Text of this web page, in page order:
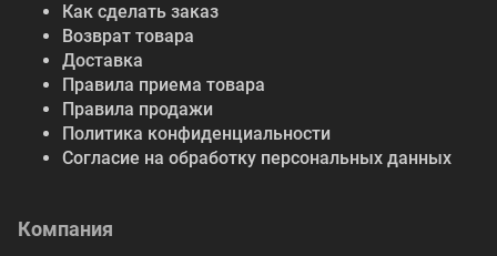
Как сделать заказ
Возврат товара
Доставка
Правила приема товара
Правила продажи
Политика конфиденциальности
Согласие на обработку персональных данных
Компания